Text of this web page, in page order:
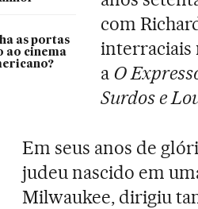
as portas
ao cinema
com
interraciais
a O
Surdos e
Em seus anos de
judeu nascido em
Milwaukee, dirigiu